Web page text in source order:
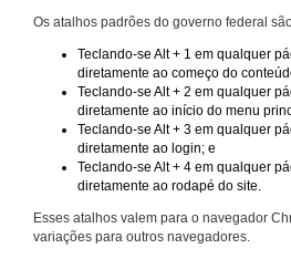
Os atalhos padrões do governo federal
Teclando-se Alt + 1 em qualquer
diretamente ao começo do
Teclando-se Alt + 2 em qualquer
diretamente ao início do menu
Teclando-se Alt + 3 em qualquer
diretamente ao login; e
Teclando-se Alt + 4 em qualquer
diretamente ao rodapé do site.
Esses atalhos valem para o navegador
variações para outros navegadores.